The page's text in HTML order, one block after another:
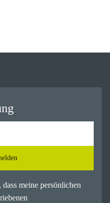
meine persönlichen